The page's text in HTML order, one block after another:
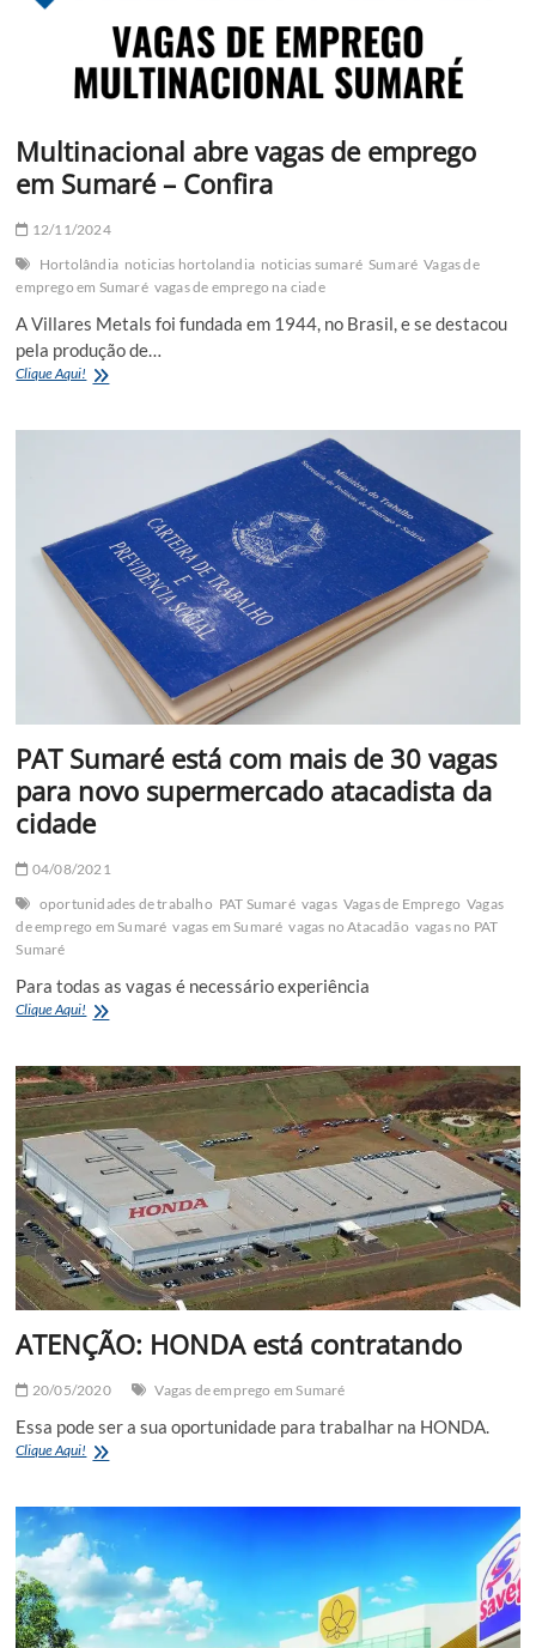
Multinacional abre vagas de emprego
em Sumaré – Confira
12/11/2024
Hortolândia noticias hortolandia noticias sumaré Sumaré Vagas de
emprego em Sumaré vagas de emprego na ciade
A Villares Metals foi fundada em 1944, no Brasil, e se destacou
pela produção de…
Clique Aqui! Multinacional
Confira
PAT Sumaré está com mais de 30 vagas
para novo supermercado atacadista da
cidade
04/08/2021
oportunidades de trabalho PAT Sumaré vagas Vagas de Emprego Vagas
de emprego em Sumaré vagas em Sumaré vagas no Atacadão vagas no PAT
Sumaré
Para todas as vagas é necessário experiência
Clique Aqui! PAT
com
mais
30
vagas
para
novo
supermercado
atacadista
da
cidade
ATENÇÃO: HONDA está contratando
20/05/2020 Vagas de emprego em Sumaré
Essa pode ser a sua oportunidade para trabalhar na HONDA.
Clique Aqui! ATENÇÃO: